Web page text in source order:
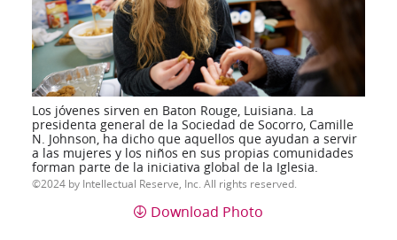
Los jóvenes sirven en Baton Rouge, Luisiana. La
presidenta general de la Sociedad de Socorro, Camille
N. Johnson, ha dicho que aquellos que ayudan a servir
a las mujeres y los niños en sus propias comunidades
forman parte de la iniciativa global de la Iglesia.
2024 by Intellectual Reserve, Inc. All rights reserved.
Download Photo